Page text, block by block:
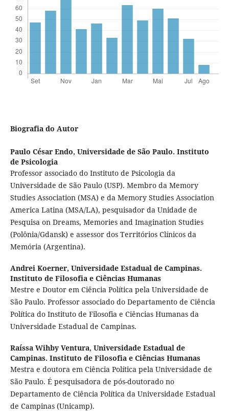
Biografia do Autor
Paulo César Endo, Universidade de São Paulo. Instituto
de Psicologia
Professor associado do Instituto de Psicologia da
Universidade de São Paulo (USP). Membro da Memory
Studies Association (MSA) e da Memory Studies Association
America Latina (MSA/LA), pesquisador da Unidade de
Pesquisa on Dreams, Memories and Imagination Studies
(Polônia/Gdansk) e assessor dos Territórios Clínicos da
Memória (Argentina).
Andrei Koerner, Universidade Estadual de Campinas.
Instituto de Filosofia e Ciências Humanas
Mestre e Doutor em Ciência Política pela Universidade de
São Paulo. Professor associado do Departamento de Ciência
Política do Instituto de Filosofia e Ciências Humanas da
Universidade Estadual de Campinas.
Raíssa Wihby Ventura, Universidade Estadual de
Campinas. Instituto de Filosofia e Ciências Humanas
Mestra e doutora em Ciência Política pela Universidade de
São Paulo. É pesquisadora de pós-doutorado no
Departamento de Ciência Política da Universidade Estadual
de Campinas (Unicamp).